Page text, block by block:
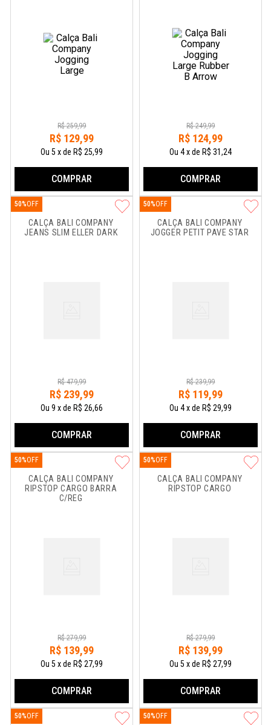
R$ 259,99
R$ 129,99
Ou5 xde R$ 25,99
COMPRAR
R$ 249,99
R$ 124,99
Ou4xde R$ 31,24
COMPRAR
CALÇA BALI COMPANY
JEANS SLIM ELLER DARK
50%
R$ 479,99
R$ 239,99
Ou9 xde R$ 26,66
COMPRAR
CALÇA BALI COMPANY
JOGGER PETIT PAVE STAR
50%
R$ 239,99
R$ 119,99
Ou4xde R$ 29,99
COMPRAR
CALÇA BALI COMPANY
RIPSTOP CARGO BARRA
C/REG
50%
R$ 279,99
R$ 139,99
Ou5 xde R$ 27,99
COMPRAR
CALÇA BALI COMPANY
RIPSTOP CARGO
50%
R$ 279,99
R$ 139,99
Ou5 xde R$ 27,99
COMPRAR
50% 50%